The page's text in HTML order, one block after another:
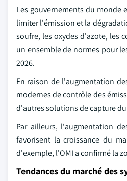
Les gouvernements du monde
limiter l'émission et la
soufre, les oxydes d'azote, les
un ensemble de normes pour
2026.
En raison de l'augmentation
modernes de contrôle des
d'autres solutions de capture
Par ailleurs, l'augmentation
favorisent la croissance du
d'exemple, l'OMI a confirmé la
Tendances du marché des